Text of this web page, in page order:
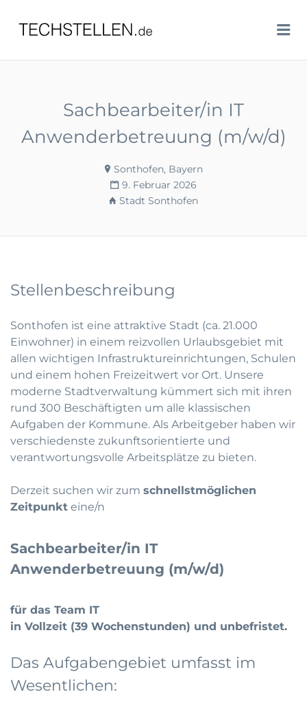
TECHSTELLEN.DE
Sachbearbeiter/in IT
Anwenderbetreuung (m/w/d)
Sonthofen, Bayern
9. Februar 2026
Stadt Sonthofen
Stellenbeschreibung
Sonthofen ist eine attraktive Stadt (ca. 21.000
Einwohner) in einem reizvollen Urlaubsgebiet mit
allen wichtigen Infrastruktureinrichtungen, Schulen
und einem hohen Freizeitwert vor Ort. Unsere
moderne Stadtverwaltung kümmert sich mit ihren
rund 300 Beschäftigten um alle klassischen
Aufgaben der Kommune. Als Arbeitgeber haben wir
verschiedenste zukunftsorientierte und
verantwortungsvolle Arbeitsplätze zu bieten.
Derzeit suchen wir zum schnellstmöglichen
Zeitpunkt eine/n
Sachbearbeiter/in IT
Anwenderbetreuung (m/w/d)
für das Team IT
in Vollzeit (39 Wochenstunden) und unbefristet.
Das Aufgabengebiet umfasst im
Wesentlichen: